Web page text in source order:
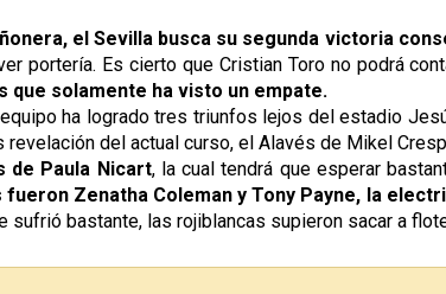
el Sevilla busca su segunda victoria
portería. Es cierto que Cristian Toro no podrá
solamente ha visto un empate.
ha logrado tres triunfos lejos del estadio
del actual curso, el Alavés de Mikel
de Paula Nicart, la cual tendrá que esperar
Zenatha Coleman y Tony Payne, la
bastante, las rojiblancas supieron sacar a